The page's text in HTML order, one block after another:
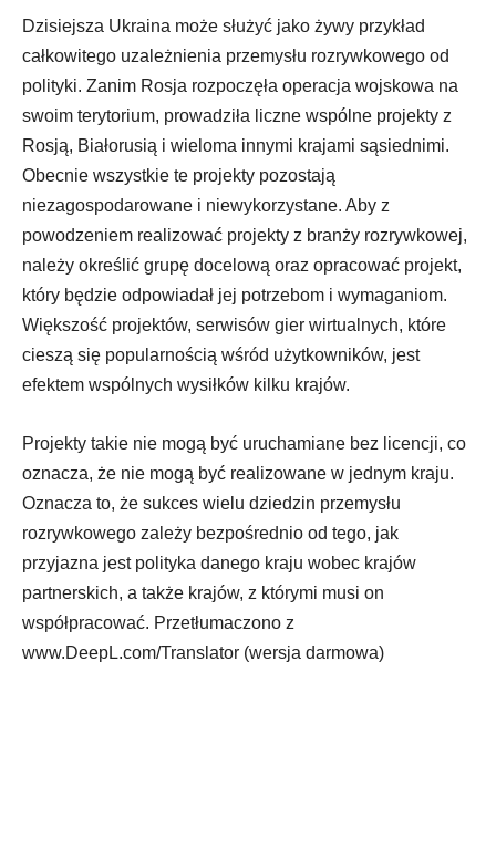
Dzisiejsza Ukraina może służyć jako żywy przykład
całkowitego uzależnienia przemysłu rozrywkowego od
polityki. Zanim Rosja rozpoczęła operacja wojskowa na
swoim terytorium, prowadziła liczne wspólne projekty z
Rosją, Białorusią i wieloma innymi krajami sąsiednimi.
Obecnie wszystkie te projekty pozostają
niezagospodarowane i niewykorzystane. Aby z
powodzeniem realizować projekty z branży rozrywkowej,
należy określić grupę docelową oraz opracować projekt,
który będzie odpowiadał jej potrzebom i wymaganiom.
Większość projektów, serwisów gier wirtualnych, które
cieszą się popularnością wśród użytkowników, jest
efektem wspólnych wysiłków kilku krajów.
Projekty takie nie mogą być uruchamiane bez licencji, co
oznacza, że nie mogą być realizowane w jednym kraju.
Oznacza to, że sukces wielu dziedzin przemysłu
rozrywkowego zależy bezpośrednio od tego, jak
przyjazna jest polityka danego kraju wobec krajów
partnerskich, a także krajów, z którymi musi on
współpracować. Przetłumaczono z
www.DeepL.com/Translator (wersja darmowa)